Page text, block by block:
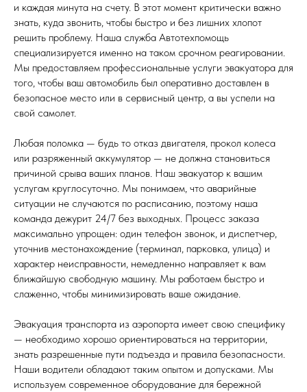
и каждая минута на счету. В этот момент критически важно
знать, куда звонить, чтобы быстро и без лишних хлопот
решить проблему. Наша служба Автотехпомощь
специализируется именно на таком срочном реагировании.
Мы предоставляем профессиональные услуги эвакуатора для
того, чтобы ваш автомобиль был оперативно доставлен в
безопасное место или в сервисный центр, а вы успели на
свой самолет.
Любая поломка — будь то отказ двигателя, прокол колеса
или разряженный аккумулятор — не должна становиться
причиной срыва ваших планов. Наш эвакуатор к вашим
услугам круглосуточно. Мы понимаем, что аварийные
ситуации не случаются по расписанию, поэтому наша
команда дежурит 24/7 без выходных. Процесс заказа
максимально упрощен: один телефон звонок, и диспетчер,
уточнив местонахождение (терминал, парковка, улица) и
характер неисправности, немедленно направляет к вам
ближайшую свободную машину. Мы работаем быстро и
слаженно, чтобы минимизировать ваше ожидание.
Эвакуация транспорта из аэропорта имеет свою специфику
— необходимо хорошо ориентироваться на территории,
знать разрешенные пути подъезда и правила безопасности.
Наши водители обладают таким опытом и допусками. Мы
используем современное оборудование для бережной